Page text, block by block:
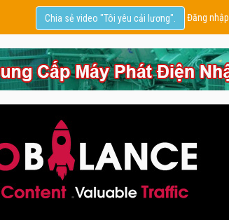
Đăng nhập
Chia sẻ video "Tôi yêu cải lương".